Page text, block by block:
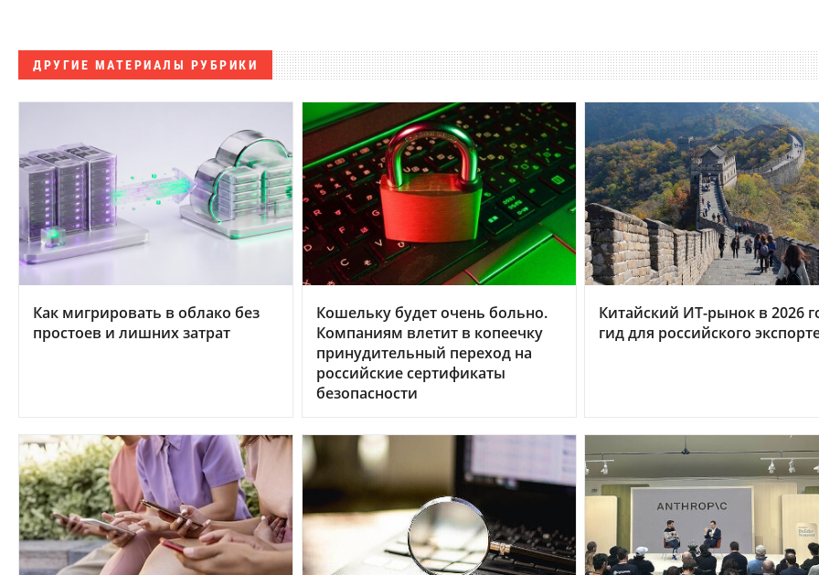
ДРУГИЕ МАТЕРИАЛЫ РУБРИКИ
Как мигрировать в облако без
простоев и лишних затрат
Кошельку будет очень больно.
Компаниям влетит в копеечку
принудительный переход на
российские сертификаты
безопасности
Китайский ИТ-рынок в 2026
гид для российского